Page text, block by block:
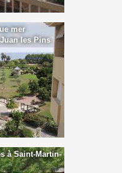
mer
les Pins
à Saint-Martin-